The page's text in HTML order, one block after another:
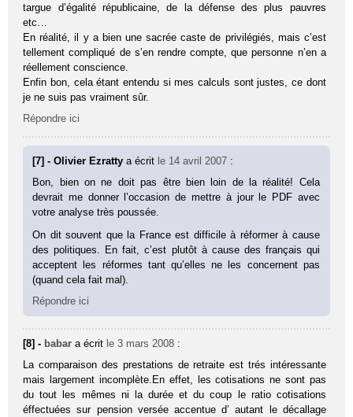
targue d’égalité républicaine, de la défense des plus pauvres
etc…
En réalité, il y a bien une sacrée caste de privilégiés, mais c’est
tellement compliqué de s’en rendre compte, que personne n’en a
réellement conscience.
Enfin bon, cela étant entendu si mes calculs sont justes, ce dont
je ne suis pas vraiment sûr.
Répondre ici
[7] - Olivier Ezrattya écrit le 14 avril 2007 :
Bon, bien on ne doit pas être bien loin de la réalité! Cela
devrait me donner l’occasion de mettre à jour le PDF avec
votre analyse très poussée.
On dit souvent que la France est difficile à réformer à cause
des politiques. En fait, c’est plutôt à cause des français qui
acceptent les réformes tant qu’elles ne les concernent pas
(quand cela fait mal).
Répondre ici
[8] - babar a écrit le 3 mars 2008 :
La comparaison des prestations de retraite est trés intéressante
mais largement incomplète.En effet, les cotisations ne sont pas
du tout les mêmes ni la durée et du coup le ratio cotisations
éffectuées sur pension versée accentue d’ autant le décallage